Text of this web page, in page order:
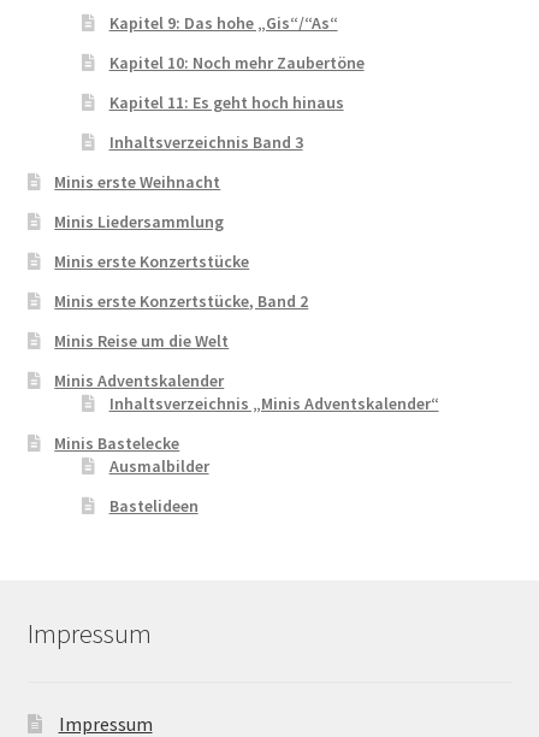
Kapitel 9: Das hohe „Gis“/“As“
Kapitel 10: Noch mehr Zaubertöne
Kapitel 11: Es geht hoch hinaus
Inhaltsverzeichnis Band 3
Minis erste Weihnacht
Minis Liedersammlung
Minis erste Konzertstücke
Minis erste Konzertstücke, Band 2
Minis Reise um die Welt
Minis Adventskalender
Inhaltsverzeichnis „Minis Adventskalender“
Minis Bastelecke
Ausmalbilder
Bastelideen
Impressum
Impressum